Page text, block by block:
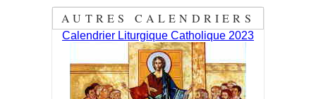
AUTRES CALENDRIERS
Calendrier Liturgique Catholique 2023